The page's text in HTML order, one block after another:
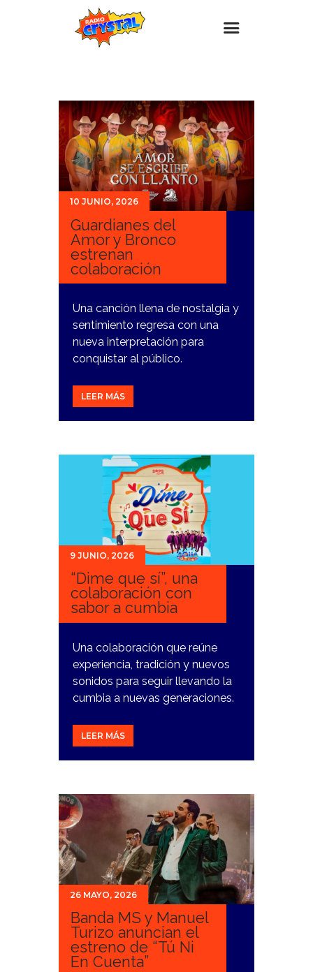
Estaciones
Eventos
Promociones
Noticias
Para ti
Contacto
10 JUNIO, 2026
Guardianes del
Amor y Bronco
estrenan
colaboración
Una canción llena de nostalgia y
sentimiento regresa con una
nueva interpretación para
conquistar al público.
LEER MÁS
9 JUNIO, 2026
“Dime que sí”, una
colaboración con
sabor a cumbia
Una colaboración que reúne
experiencia, tradición y nuevos
sonidos para seguir llevando la
cumbia a nuevas generaciones.
LEER MÁS
26 MAYO, 2026
Banda MS y Manuel
Turizo anuncian el
estreno de “Tú Ni
En Cuenta”